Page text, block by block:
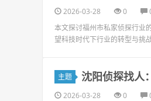
2026-03-28 0
本文探讨福州市私家侦探行业
望科技时代下行业的转型与挑战
主题 沈阳侦探找人
2026-03-28 0